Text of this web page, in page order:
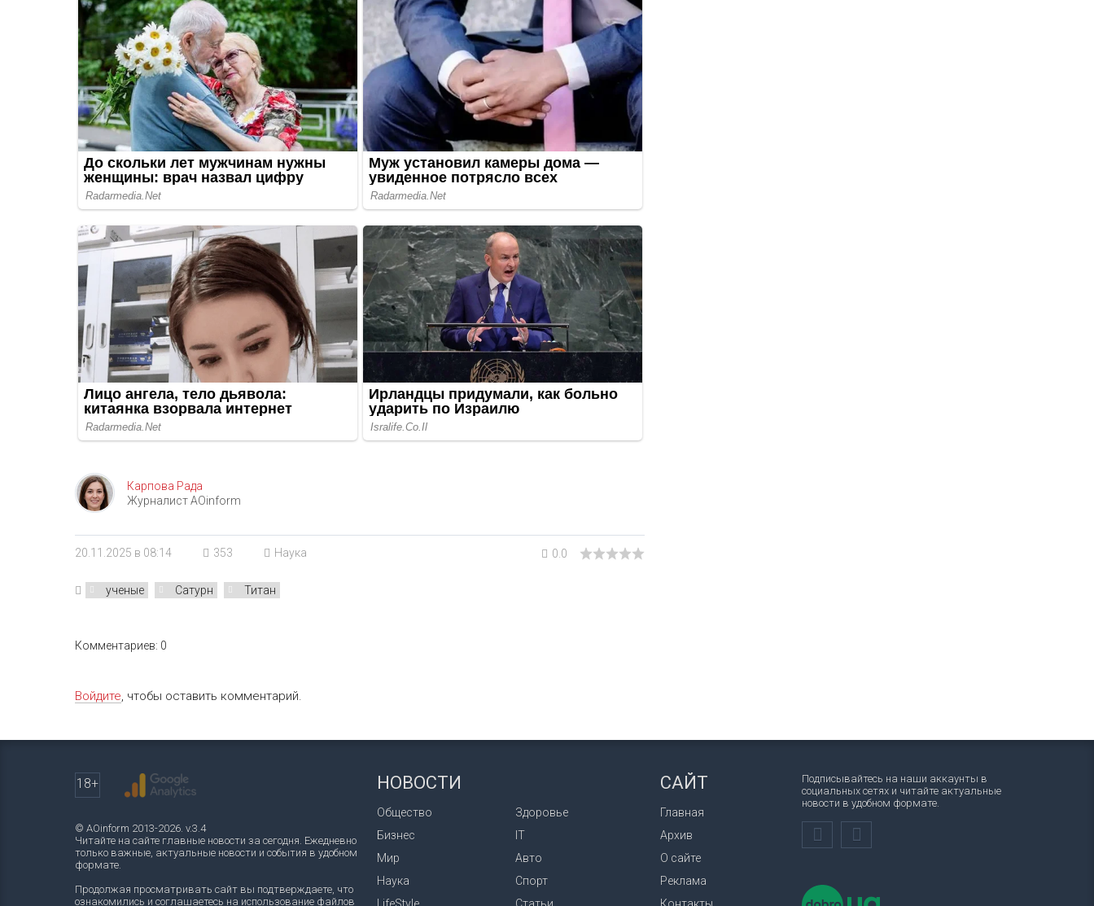
Карпова Рада
Журналист AOinform
20.11.2025 в 08:14 353 Наука 0.0
ученые Сатурн Титан
Комментариев: 0
Войдите, чтобы оставить комментарий.
18+
© AOinform 2013-2026. v.3.4
Читайте на сайте главные новости за сегодня. Ежедневно
только важные, актуальные новости и события в удобном
формате.
Продолжая просматривать сайт вы подтверждаете, что
ознакомились и соглашаетесь на использование файлов
НОВОСТИ
Общество
Бизнес
Мир
Наука
Здоровье
IT
Авто
Спорт
САЙТ
Главная
Архив
О сайте
Реклама
Подписывайтесь на наши аккаунты в
социальных сетях и читайте актуальные
новости в удобном формате.